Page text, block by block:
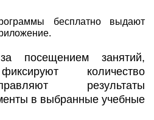
бесплатно выдают
посещением занятий,
количество
результаты
в выбранные учебные